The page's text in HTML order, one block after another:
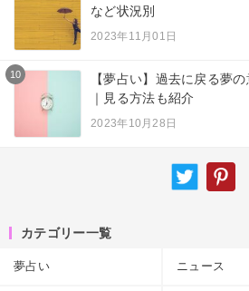
など状況別
2023年11月01日
10
【夢占い】過去に戻る夢
｜見る方法も紹介
2023年10月28日
カテゴリー一覧
夢占い ニュース